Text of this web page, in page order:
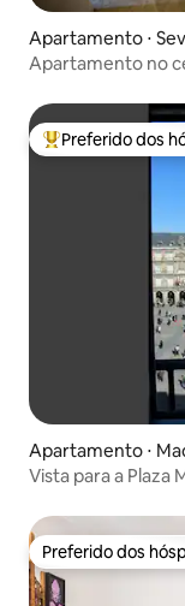
Apartamento ⋅
Apartamento no
Entre os
Preferido dos
Apartamento ⋅
Vista para a Plaza
Preferido dos
Preferido dos